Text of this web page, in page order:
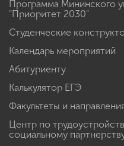
Программа Мининского
"Приоритет 2030"
Студенческие
Календарь мероприятий
Абитуриенту
Калькулятор ЕГЭ
Факультеты и
Центр по
социальному